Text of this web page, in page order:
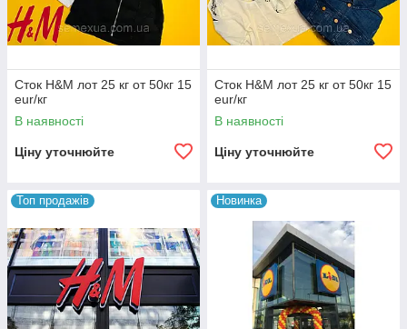
Сток H&M лот 25 кг от 50кг 15
eur/кг
В наявності
Ціну уточнюйте
Сток H&M лот 25 кг от 50кг 15
eur/кг
В наявності
Ціну уточнюйте
Топ продажів Новинка